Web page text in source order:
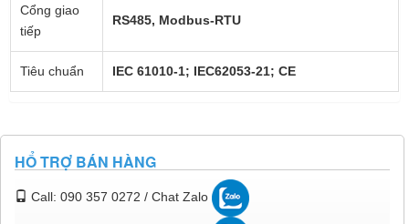
Cổng giao
tiếp
RS485, Modbus-RTU
Tiêu chuẩn IEC 61010-1; IEC62053-21; CE
HỔ TRỢ BÁN HÀNG
Call: 090 357 0272 / Chat Zalo